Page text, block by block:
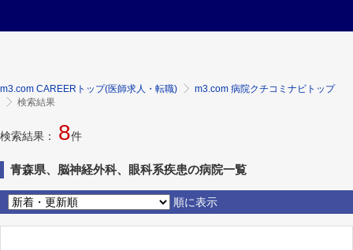
m3.com CAREERトップ(医師求人・転職)
m3.com 病院クチコミナビトップ
検索結果
検索結果： 8件
青森県、脳神経外科、眼科系疾患の病院一覧
順に表示